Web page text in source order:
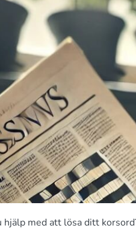
hjälp med att lösa ditt